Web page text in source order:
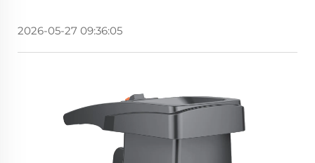
2026-05-27 09:36:05